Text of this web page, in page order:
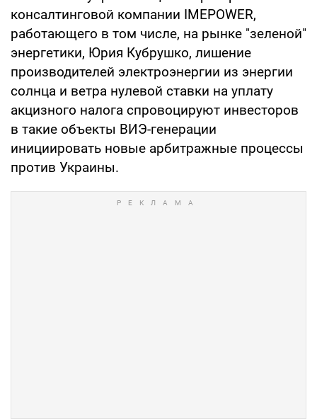
консалтинговой компании IMEPOWER,
работающего в том числе, на рынке "зеленой"
энергетики, Юрия Кубрушко, лишение
производителей электроэнергии из энергии
солнца и ветра нулевой ставки на уплату
акцизного налога спровоцируют инвесторов
в такие объекты ВИЭ-генерации
инициировать новые арбитражные процессы
против Украины.